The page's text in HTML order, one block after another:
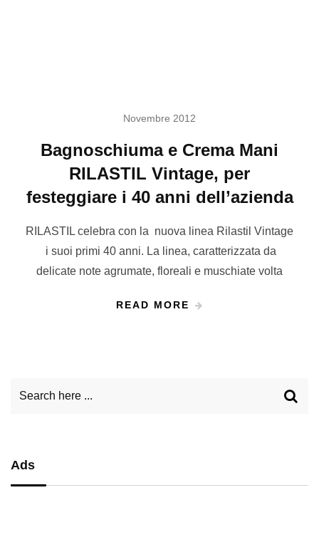
Novembre 2012
Bagnoschiuma e Crema Mani
RILASTIL Vintage, per
festeggiare i 40 anni dell’azienda
RILASTIL celebra con la nuova linea Rilastil Vintage
i suoi primi 40 anni. La linea, caratterizzata da
delicate note agrumate, floreali e muschiate volta
READ MORE
Ads